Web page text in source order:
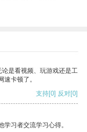
是看视频、玩游戏还是工
卡顿了。
支持[0] 反对[0]
习者交流学习心得。